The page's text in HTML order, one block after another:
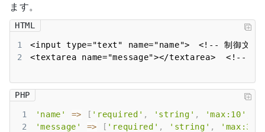
ます。
HTML
1
2
<textarea name="message"></textarea>  <!-- 改行
PHP
1 'name' => [ 'required' , 'string' , 'max:10'
2
'message' => [ 'required' , 'string' ,